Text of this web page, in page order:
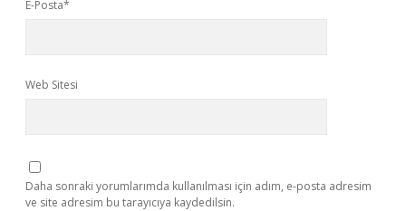
E-Posta*
Web Sitesi
Daha sonraki yorumlarımda kullanılması için adım, e-posta adresim
ve site adresim bu tarayıcıya kaydedilsin.